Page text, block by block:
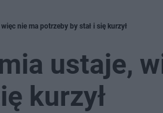
nie ma potrzeby by stał i się kurzył
ustaje,
kurzył